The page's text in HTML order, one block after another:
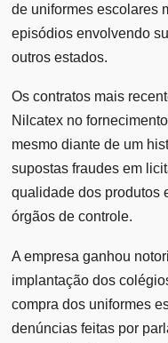
de uniformes escolares
episódios envolvendo
outros estados.
Os contratos mais
Nilcatex no
mesmo diante de um
supostas fraudes em
qualidade dos produtos
órgãos de controle.
A empresa ganhou
implantação dos
compra dos uniformes
denúncias feitas por